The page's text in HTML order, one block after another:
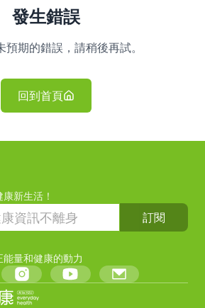
發生錯誤
預期的錯誤，請稍後再試。
回到首頁
新生活！
訂閱
量和健康的動力